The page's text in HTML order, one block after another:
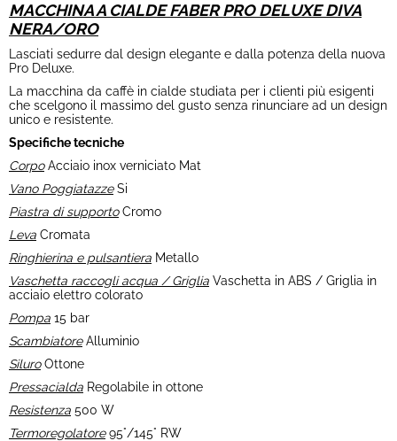
MACCHINA A CIALDE FABER PRO DELUXE DIVA
NERA/ORO
Lasciati sedurre dal design elegante e dalla potenza della nuova
Pro Deluxe.
La macchina da caffè in cialde studiata per i clienti più esigenti
che scelgono il massimo del gusto senza rinunciare ad un design
unico e resistente.
Specifiche tecniche
CorpoAcciaio inox verniciato Mat
Vano PoggiatazzeSi
Piastra di supportoCromo
Leva Cromata
Ringhierina e pulsantiera Metallo
Vaschetta raccogli acqua / Griglia Vaschetta in ABS / Griglia in
acciaio elettro colorato
Pompa 15 bar
ScambiatoreAlluminio
SiluroOttone
Pressacialda Regolabile in ottone
Resistenza 500 W
Termoregolatore95°/145° RW